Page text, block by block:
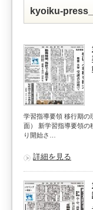
kyoiku-
学習指導要領 移行期の
面） 新学習指導要領の
り開始さ…
詳細を見る